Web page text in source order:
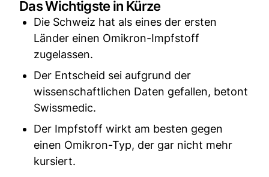
Das Wichtigste in Kürze
Die Schweiz hat als eines der ersten
Länder einen Omikron-Impfstoff
zugelassen.
Der Entscheid sei aufgrund der
wissenschaftlichen Daten gefallen, betont
Swissmedic.
Der Impfstoff wirkt am besten gegen
einen Omikron-Typ, der gar nicht mehr
kursiert.